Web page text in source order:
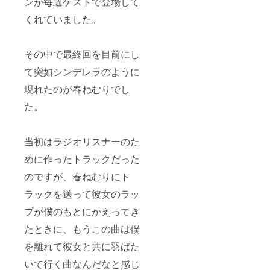
くれていました。
その中で最終回を目前にし
て突如シンデレラのように
現れたのが春ねむりでし
た。
当初はラジオリスナーのた
めに作ったトラックだった
のですが、春ねむりにト
ラックを送って彼女のラッ
プが僕のもとにかえってき
たときに、もうこの曲は僕
を離れて彼女と共に羽ばた
いて行く曲なんだなと感じ